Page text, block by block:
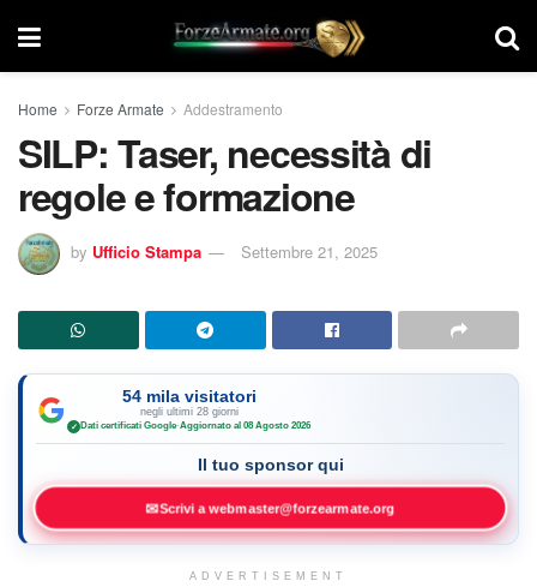
Home Forze Armate Addestramento
SILP: Taser, necessità di
regole e formazione
by Ufficio Stampa Settembre 21, 2025
54 mila visitatori
negli ultimi 28 giorni
✓ Dati certificati Google·Aggiornato al 08 Agosto 2026
Il tuo sponsor qui
✉Scrivi a webmaster@forzearmate.org
ADVERTISEMENT